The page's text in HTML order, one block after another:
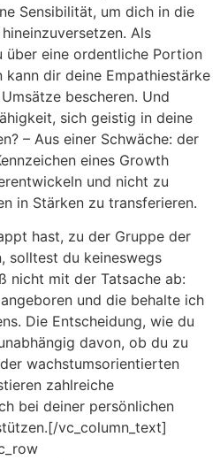
Sensibilität, um dich in die
Als
über eine ordentliche Portion
kann dir deine Empathiestärke
bescheren. Und
sich geistig in deine
– Aus einer Schwäche: der
eines Growth
und nicht zu
in Stärken zu transferieren.
hast, zu der Gruppe der
solltest du keineswegs
nicht mit der Tatsache ab:
und die behalte ich
Die Entscheidung, wie du
davon, ob du zu
wachstumsorientierten
zahlreiche
bei deiner persönlichen
vc_column_text]